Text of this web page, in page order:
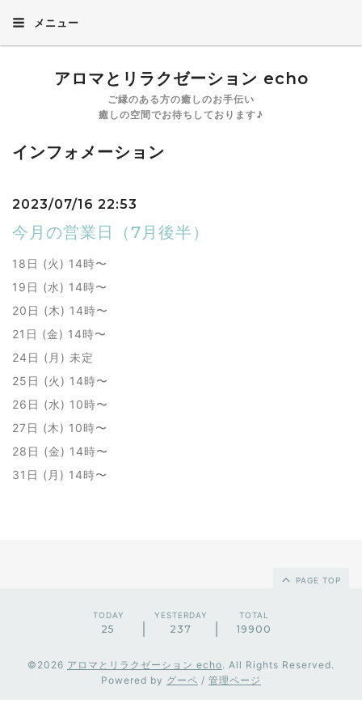
メニュー
アロマとリラクゼーション echo
ご縁のある方の癒しのお手伝い
癒しの空間でお待ちしております♪
インフォメーション
2023/07/16 22:53
今月の営業日（7月後半）
18日 (火) 14時〜
19日 (水) 14時〜
20日 (木) 14時〜
21日 (金) 14時〜
24日 (月) 未定
25日 (火) 14時〜
26日 (水) 10時〜
27日 (木) 10時〜
28日 (金) 14時〜
31日 (月) 14時〜
PAGE TOP
TODAY
25
YESTERDAY
237
TOTAL
19900
©2026 アロマとリラクゼーション echo. All Rights Reserved.
Powered by グーペ / 管理ページ